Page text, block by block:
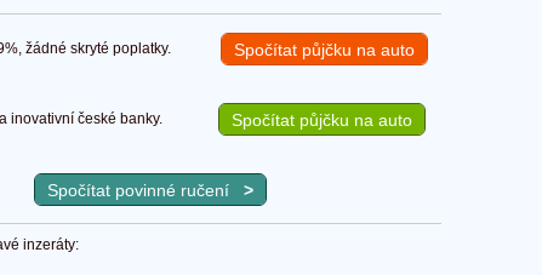
žádné skryté poplatky. Spočítat půjčku na auto
inovativní české banky. Spočítat půjčku na auto
Spočítat povinné ručení >
inzeráty: